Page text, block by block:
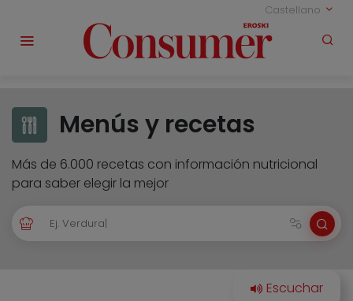
Castellano
Menús y recetas
Más de 6.000 recetas con información nutricional
para saber elegir la mejor